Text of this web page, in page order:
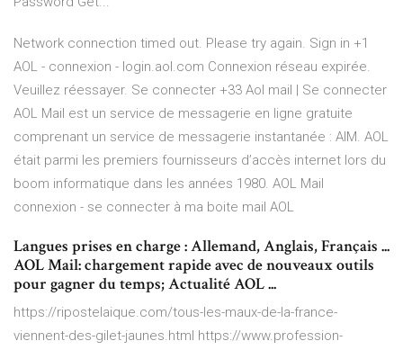
Network connection timed out. Please try again. Sign in +1
AOL - connexion - login.aol.com Connexion réseau expirée.
Veuillez réessayer. Se connecter +33 Aol mail | Se connecter
AOL Mail est un service de messagerie en ligne gratuite
comprenant un service de messagerie instantanée : AIM. AOL
était parmi les premiers fournisseurs d’accès internet lors du
boom informatique dans les années 1980. AOL Mail
connexion - se connecter à ma boite mail AOL
Langues prises en charge : Allemand, Anglais, Français ...
AOL Mail: chargement rapide avec de nouveaux outils
pour gagner du temps; Actualité AOL ...
https://ripostelaique.com/tous-les-maux-de-la-france-
viennent-des-gilet-jaunes.html https://www.profession-